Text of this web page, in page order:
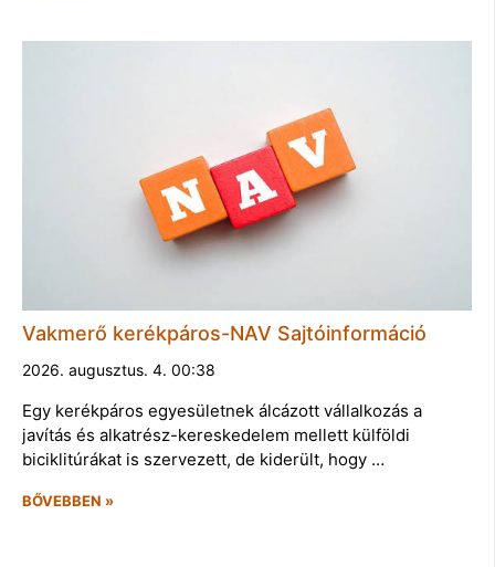
Vakmerő kerékpáros-NAV Sajtóinformáció
2026. augusztus. 4. 00:38
Egy kerékpáros egyesületnek álcázott vállalkozás a
javítás és alkatrész-kereskedelem mellett külföldi
biciklitúrákat is szervezett, de kiderült, hogy …
BŐVEBBEN »